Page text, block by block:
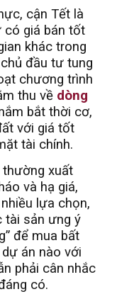
cận Tết là
có giá bán tốt
khác trong
đầu tư tung
chương trình
thu về dòng
bắt thời cơ,
với giá tốt
tài chính.
xuất
và hạ giá,
lựa chọn,
tài sản ưng ý
để mua bất
án nào với
phải cân nhắc
có.